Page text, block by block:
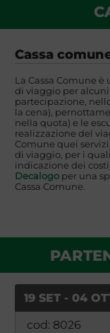
Cassa
La Cassa Comune
di viaggio per
partecipazione,
la cena),
nella quota) e le
realizzazione del
Comune quei
di viaggio, per i
indicazione dei
Decalogoper una
Cassa Comune.
19 SET - 04
cod: 8026